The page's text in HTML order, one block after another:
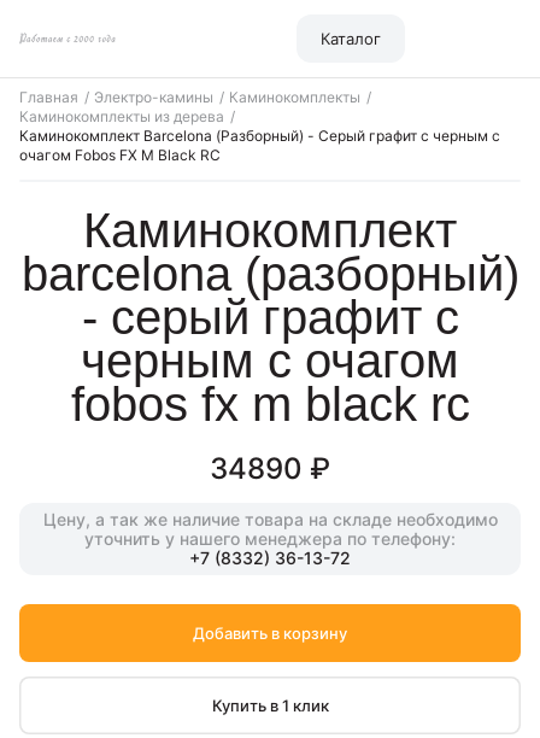
Каталог
Главная Электро-камины
Каминокомплекты
Каминокомплекты из дерева
Каминокомплект Barcelona (Разборный) - Серый графит с черным с
очагом Fobos FX M Black RC
каминокомплект
barcelona (разборный)
- серый графит с
черным с очагом
fobos fx m black rc
34890 ₽
Цену, а так же наличие товара на складе необходимо
уточнить у нашего менеджера по телефону:
+7 (8332) 36-13-72
Добавить в корзину
Купить в 1 клик